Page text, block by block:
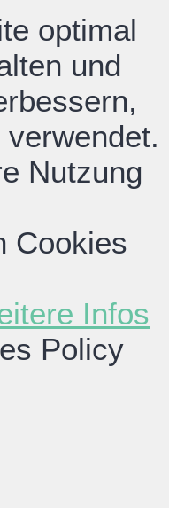
optimal
und
Nutzung
Cookies
Infos
Policy